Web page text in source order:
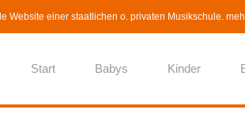
Website einer staatlichen o. privaten Musikschule.
Start Babys Kinder